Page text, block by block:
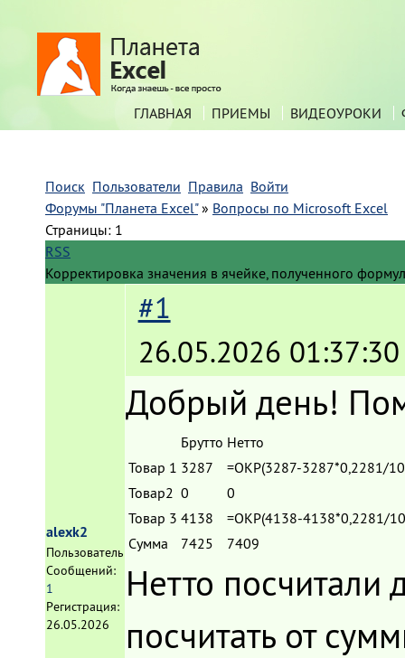
ГЛАВНАЯ ПРИЕМЫ ВИДЕОУРОКИ
Поиск Пользователи Правила Войти
Форумы "Планета Excel" » Вопросы по Microsoft Excel
Страницы: 1
RSS
Корректировка значения в ячейке, полученного
alexk2
Пользователь
Сообщений:
1
Регистрация:
26.05.2026
#1
26.05.2026 01:37:30
Добрый день!
Брутто Нетто
Товар 1 3287
=ОКР(3287-3287*0,2281/
Товар2 0
0
Товар 3 4138
=ОКР(4138-4138*0,2281/
Сумма
7425 7409
Нетто посчитали
посчитать от